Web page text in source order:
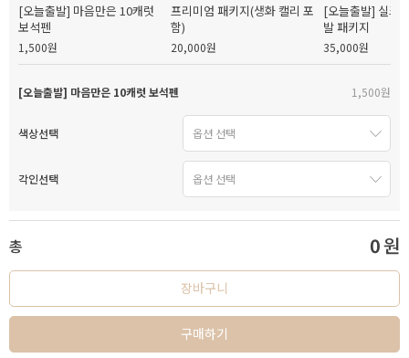
[오늘출발] 마음만은 10캐럿
보석펜
1,500원
프리미엄 패키지(생화 캘리 포
함)
20,000원
[오늘출발] 실크
발 패키지
35,000원
[오늘출발] 마음만은 10캐럿 보석펜 1,500원
색상선택
각인선택
총 0원
장바구니
구매하기